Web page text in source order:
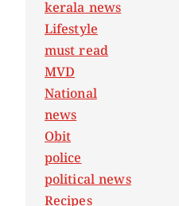
kerala news
Lifestyle
must read
MVD
National
news
Obit
police
political news
Recipes